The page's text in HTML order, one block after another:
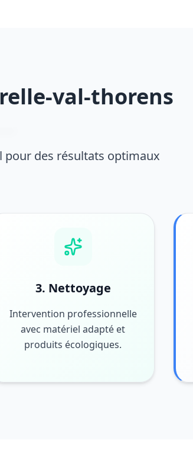
val-thorens
pour des résultats optimaux
3. Nettoyage
Intervention professionnelle
avec matériel adapté et
produits écologiques.